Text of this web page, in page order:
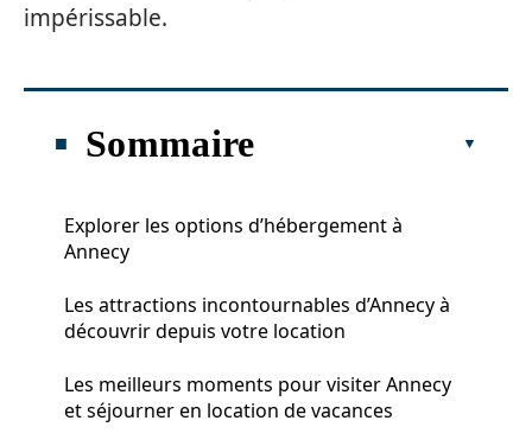
impérissable.
Sommaire
Explorer les options d’hébergement à
Annecy
Les attractions incontournables d’Annecy à
découvrir depuis votre location
Les meilleurs moments pour visiter Annecy
et séjourner en location de vacances